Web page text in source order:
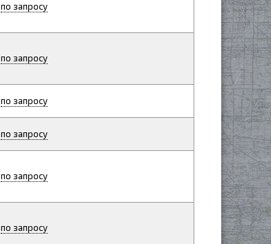
по запросу
по запросу
по запросу
по запросу
по запросу
по запросу